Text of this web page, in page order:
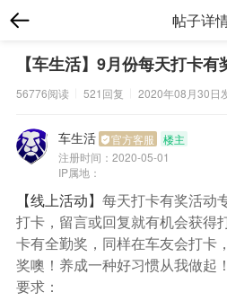
帖子详
【车生活】9月份每天打卡
56776阅读 521回复 2020年08月30日
车生活 官方客服
楼主
注册时间： 2020-05-01
IP属地：
【线上活动】 每天打卡有奖活动
打卡，留言或回复就有机会获得
卡有全勤奖，同样在车友会打卡
奖噢！养成一种好习惯从我做起
要求：